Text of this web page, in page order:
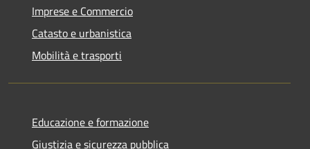
Imprese e Commercio
Catasto e urbanistica
Mobilità e trasporti
Educazione e formazione
Giustizia e sicurezza pubblica